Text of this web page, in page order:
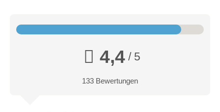
4,4/ 5
133 Bewertungen